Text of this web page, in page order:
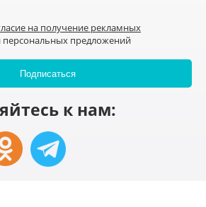
на получение рекламных
персональных предложений
к нам: